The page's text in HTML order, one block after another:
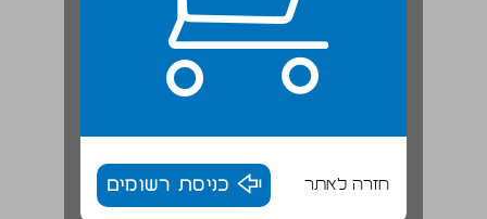
חזרה לאתר כניסת רשומים